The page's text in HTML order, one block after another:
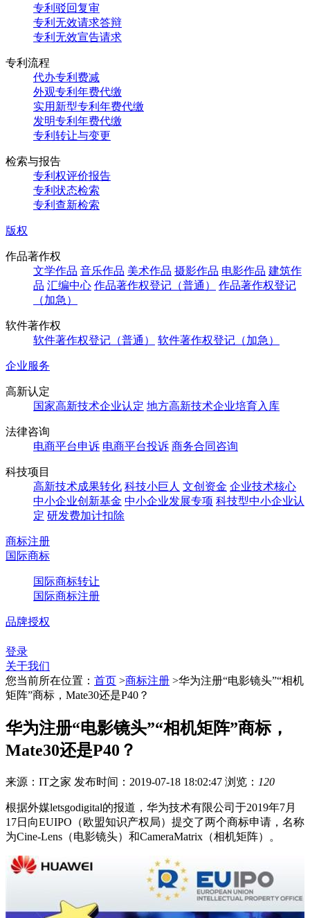
专利驳回复审
专利无效请求答辩
专利无效宣告请求
专利流程
代办专利费减
外观专利年费代缴
实用新型专利年费代缴
发明专利年费代缴
专利转让与变更
检索与报告
专利权评价报告
专利状态检索
专利查新检索
版权
作品著作权
文学作品 音乐作品 美术作品 摄影作品 电影作品 建筑作
品 汇编中心 作品著作权登记（普通）
作品著作权登记
（加急）
软件著作权
软件著作权登记（普通）
软件著作权登记（加急）
企业服务
高新认定
国家高新技术企业认定 地方高新技术企业培育入库
法律咨询
电商平台申诉 电商平台投诉 商务合同咨询
科技项目
高新技术成果转化 科技小巨人 文创资金 企业技术核心
中小企业创新基金 中小企业发展专项 科技型中小企业认
定 研发费加计扣除
商标注册
国际商标
国际商标转让
国际商标注册
品牌授权
登录
关于我们
您当前所在位置： 首页 >商标注册 >华为注册“电影镜头”“相机
矩阵”商标，Mate30还是P40？
华为注册“电影镜头”“相机矩阵”商标，
Mate30还是P40？
来源：IT之家 发布时间：2019-07-18 18:02:47 浏览： 120
根据外媒letsgodigital的报道，华为技术有限公司于2019年7月
17日向EUIPO（欧盟知识产权局）提交了两个商标申请，名称
为Cine-Lens（电影镜头）和CameraMatrix（相机矩阵）。